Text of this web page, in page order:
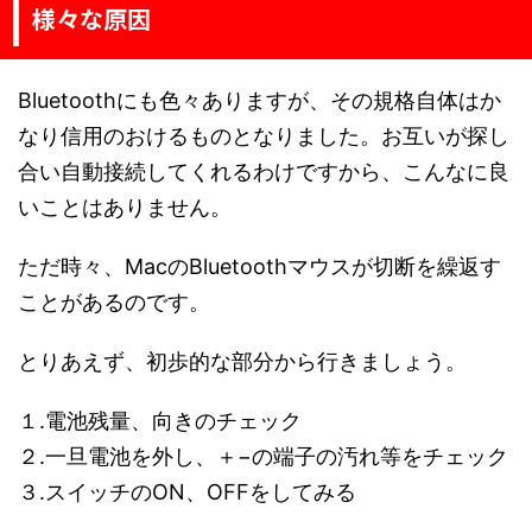
様々な原因
Bluetoothにも色々ありますが、その規格自体はか
なり信用のおけるものとなりました。お互いが探し
合い自動接続してくれるわけですから、こんなに良
いことはありません。
ただ時々、MacのBluetoothマウスが切断を繰返す
ことがあるのです。
とりあえず、初歩的な部分から行きましょう。
１.電池残量、向きのチェック
２.一旦電池を外し、＋−の端子の汚れ等をチェック
３.スイッチのON、OFFをしてみる